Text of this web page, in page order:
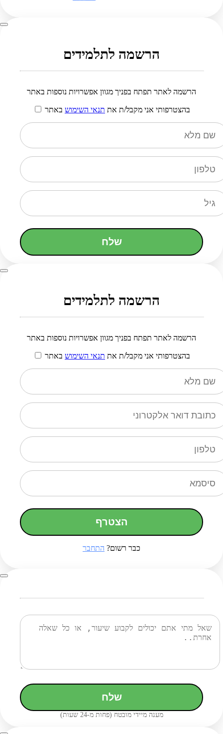
הרשמה לתלמידים
הרשמה לאתר תפתח בפניך מגוון אפשרויות נוספות באתר
בהצטרפותי אני מקבל/ת את תנאי השימוש באתר
שלח
הרשמה לתלמידים
הרשמה לאתר תפתח בפניך מגוון אפשרויות נוספות באתר
בהצטרפותי אני מקבל/ת את תנאי השימוש באתר
הצטרף
כבר רשום? התחבר
שלח
מענה מיידי מובטח (פחות מ-24 שעות)